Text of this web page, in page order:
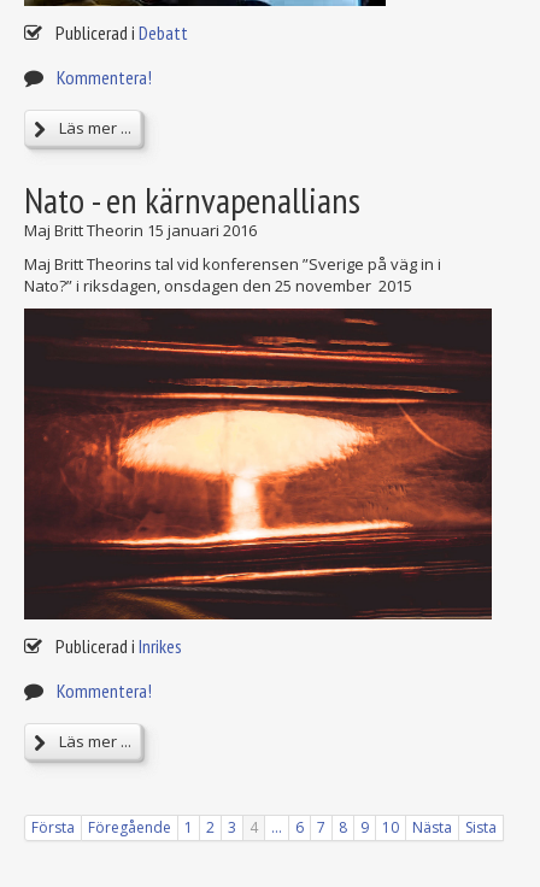
Publicerad i Debatt
Kommentera!
Läs mer ...
Nato - en kärnvapenallians
Maj Britt Theorin 15 januari 2016
Maj Britt Theorins tal vid konferensen ”Sverige på väg in i
Nato?” i riksdagen, onsdagen den 25 november 2015
Publicerad i Inrikes
Kommentera!
Läs mer ...
Första Föregående 1 2 3 4 ... 6 7 8 9 10 Nästa Sista